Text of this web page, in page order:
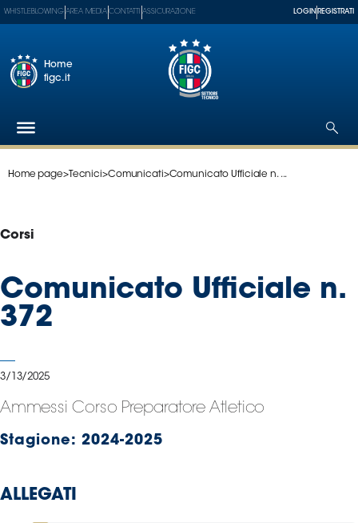
Federazione
Paralimpico
Serie
A
Serie
Femminile
del
Shop
WHISTLEBLOWING AREA MEDIA CONTATTI ASSICURAZIONE LOGIN REGISTRATI
Home
figc.it
Home page>Tecnici>Comunicati>Comunicato Ufficiale n. ...
Corsi
Comunicato Ufficiale n.
372
3/13/2025
Ammessi Corso Preparatore Atletico
Stagione: 2024-2025
ALLEGATI